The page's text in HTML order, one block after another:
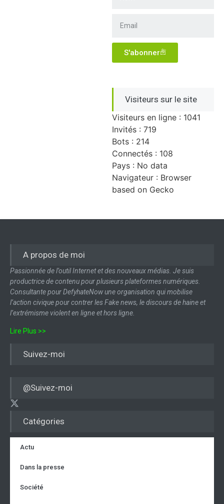
S'abonner
Visiteurs sur le site
Visiteurs en ligne : 1041
Invités : 719
Bots : 214
Connectés : 108
Pays : No data
Navigateur : Browser
based on Gecko
Catégories
Actu
Dans la presse
Société
A propos de moi
Passionnée de l’outil Internet et des nouveaux médias. Je suis
productrice de contenu pour plusieurs plateformes numériques.
Consultante pour DefyhateNow une organisation qui mobilise
l’action civique pour contrer les Fake news, le discours de haine et
l’extrémisme violent en ligne et hors ligne.
Lire Plus >>
Suivez-moi
@Suivez-moi